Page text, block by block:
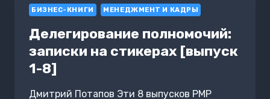
БИЗНЕС-КНИГИ МЕНЕДЖМЕНТ И КАДРЫ
Делегирование полномочий:
записки на стикерах [выпуск
1-8]
Дмитрий Потапов Эти 8 выпусков PMP